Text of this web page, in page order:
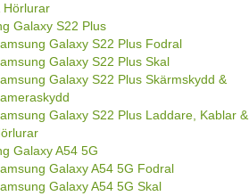
Hörlurar
Galaxy S22 Plus
Galaxy S22 Plus Fodral
Galaxy S22 Plus Skal
Galaxy S22 Plus Skärmskydd &
Galaxy S22 Plus Laddare, Kablar &
Galaxy A54 5G
Galaxy A54 5G Fodral
Galaxy A54 5G Skal